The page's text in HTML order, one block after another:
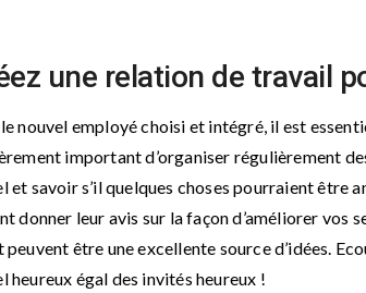
une relation de travail
nouvel employé choisi et intégré, il est
important d’organiser régulièrement
et savoir s’il quelques choses pourraient être
donner leur avis sur la façon d’améliorer vos
peuvent être une excellente source d’idées.
heureux égal des invités heureux !